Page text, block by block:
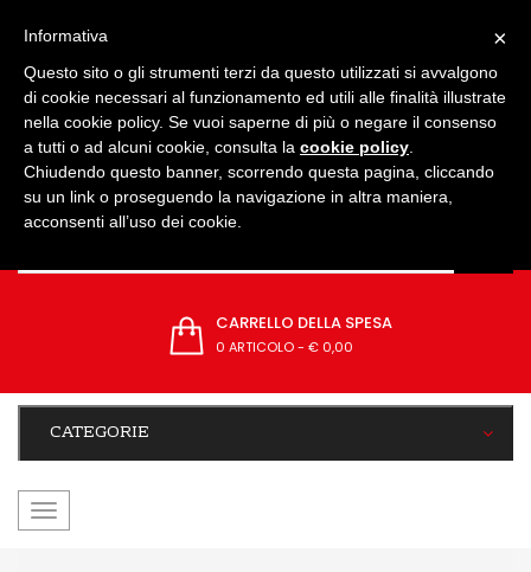
CARRELLO DELLA SPESA
0 ARTICOLO- € 0,00
CATEGORIE
navigazione
×
Informativa
Questo sito o gli strumenti terzi da questo utilizzati si avvalgono
di cookie necessari al funzionamento ed utili alle finalità illustrate
nella cookie policy. Se vuoi saperne di più o negare il consenso
a tutti o ad alcuni cookie, consulta la cookie policy
Chiudendo questo banner, scorrendo questa pagina, cliccando
su un link o proseguendo la navigazione in altra maniera,
acconsenti all’uso dei cookie.